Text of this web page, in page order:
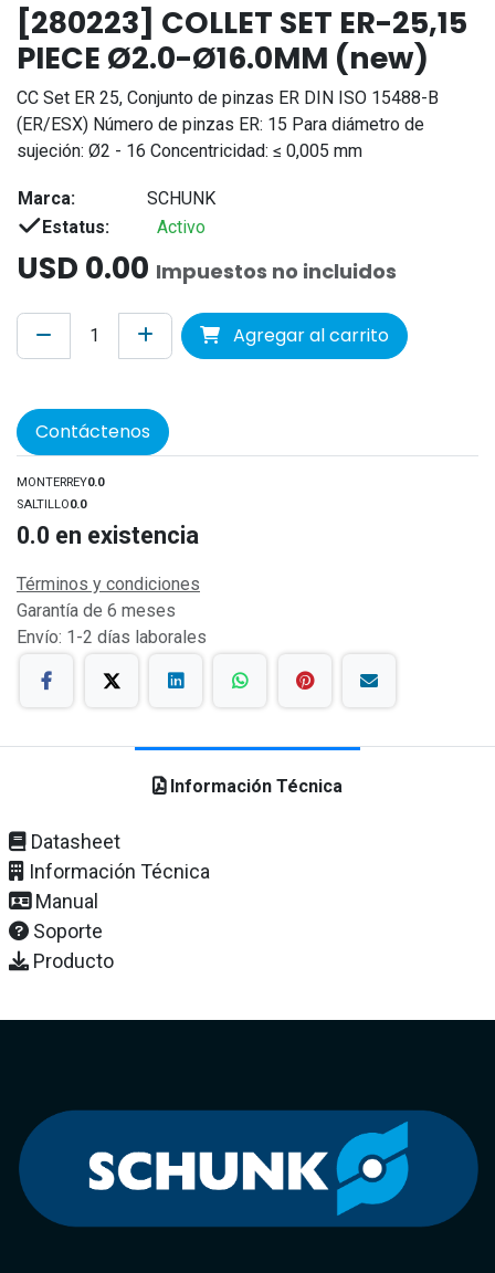
[280223] COLLET SET ER-25,15
PIECE Ø2.0-Ø16.0MM (new)
CC Set ER 25, Conjunto de pinzas ER DIN ISO 15488-B
(ER/ESX) Número de pinzas ER: 15 Para diámetro de
sujeción: Ø2 - 16 Concentricidad: ≤ 0,005 mm
Marca:
SCHUNK
Estatus:
Activo
USD 0.00 Impuestos no incluidos
Agregar al carrito
Contáctenos
MONTERREY0.0
SALTILLO0.0
0.0 en existencia
Términos y condiciones
Garantía de 6 meses
Envío: 1-2 días laborales
Información Técnica
Datasheet
Información Técnica
Manual
Soporte
Producto